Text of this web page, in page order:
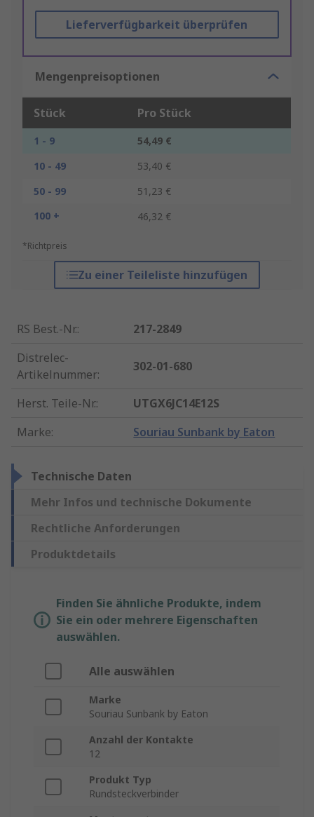
Lieferverfügbarkeit überprüfen
Mengenpreisoptionen
Stück Pro Stück
1 - 9
54,49 €
10 - 49
53,40 €
50 - 99
51,23 €
100 +
46,32 €
*Richtpreis
Zu einer Teileliste hinzufügen
RS Best.-Nr.:
217-2849
Distrelec-
Artikelnummer:
302-01-680
Herst. Teile-Nr.:
UTGX6JC14E12S
Marke: Souriau Sunbank by Eaton
Technische Daten
Mehr Infos und technische Dokumente
Rechtliche Anforderungen
Produktdetails
Finden Sie ähnliche Produkte, indem
Sie ein oder mehrere Eigenschaften
auswählen.
Alle auswählen
Marke
Souriau Sunbank by Eaton
Anzahl der Kontakte
12
Produkt Typ
Rundsteckverbinder